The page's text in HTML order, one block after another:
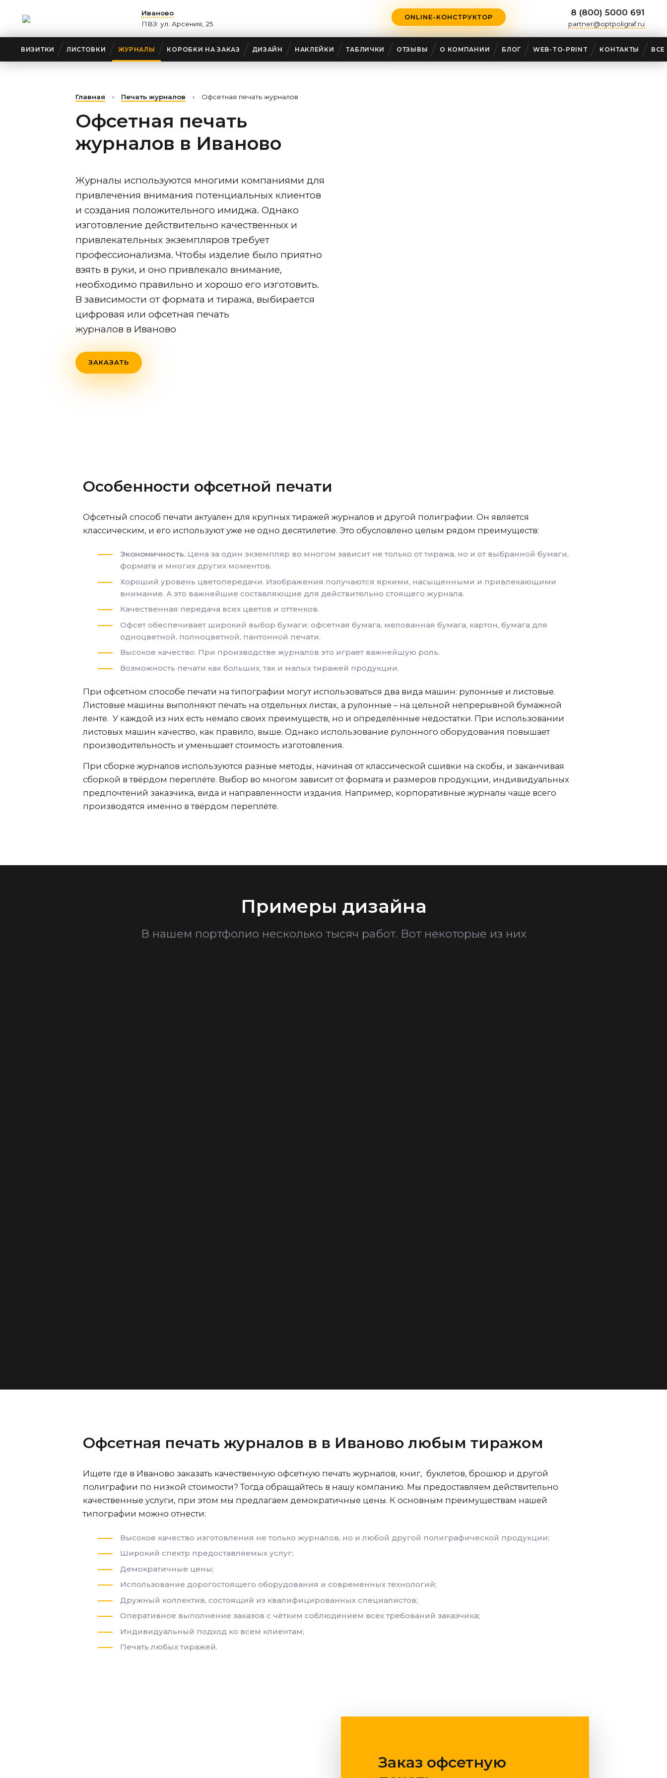
Иваново
ПВЗ: ул. Арсения, 25
ONLINE-КОНСТРУКТОР 8 (800) 5000 691
partner@optpoligraf.ru
ВИЗИТКИ ЛИСТОВКИ ЖУРНАЛЫ КОРОБКИ НА ЗАКАЗ ДИЗАЙН НАКЛЕЙКИ ТАБЛИЧКИ ОТЗЫВЫ О КОМПАНИИ БЛОГ WEB-TO-PRINT КОНТАКТЫ ВСЕ
Главная › Печать журналов › Офсетная печать журналов
Офсетная печать
журналов в Иваново
Журналы используются многими компаниями для
привлечения внимания потенциальных клиентов
и создания положительного имиджа. Однако
изготовление действительно качественных и
привлекательных экземпляров требует
профессионализма. Чтобы изделие было приятно
взять в руки, и оно привлекало внимание,
необходимо правильно и хорошо его изготовить.
В зависимости от формата и тиража, выбирается
цифровая или офсетная печать
журналов в Иваново
ЗАКАЗАТЬ
Особенности офсетной печати
Офсетный способ печати актуален для крупных тиражей журналов и другой полиграфии. Он является
классическим, и его используют уже не одно десятилетие. Это обусловлено целым рядом преимуществ:
Экономичность. Цена за один экземпляр во многом зависит не только от тиража, но и от выбранной бумаги,
формата и многих других моментов.
Хороший уровень цветопередачи. Изображения получаются яркими, насыщенными и привлекающими
внимание. А это важнейшие составляющие для действительно стоящего журнала.
Качественная передача всех цветов и оттенков.
Офсет обеспечивает широкий выбор бумаги: офсетная бумага, мелованная бумага, картон, бумага для
одноцветной, полноцветной, пантонной печати.
Высокое качество. При производстве журналов это играет важнейшую роль.
Возможность печати как больших, так и малых тиражей продукции.
При офсетном способе печати на типографии могут использоваться два вида машин: рулонные и листовые.
Листовые машины выполняют печать на отдельных листах, а рулонные – на цельной непрерывной бумажной
ленте. У каждой из них есть немало своих преимуществ, но и определённые недостатки. При использовании
листовых машин качество, как правило, выше. Однако использование рулонного оборудования повышает
производительность и уменьшает стоимость изготовления.
При сборке журналов используются разные методы, начиная от классической сшивки на скобы, и заканчивая
сборкой в твёрдом переплёте. Выбор во многом зависит от формата и размеров продукции, индивидуальных
предпочтений заказчика, вида и направленности издания. Например, корпоративные журналы чаще всего
производятся именно в твёрдом переплёте.
Примеры дизайна
В нашем портфолио несколько тысяч работ. Вот некоторые из них
Офсетная печать журналов в в Иваново любым тиражом
Ищете где в Иваново заказать качественную офсетную печать журналов, книг, буклетов, брошюр и другой
полиграфии по низкой стоимости? Тогда обращайтесь в нашу компанию. Мы предоставляем действительно
качественные услуги, при этом мы предлагаем демократичные цены. К основным преимуществам нашей
типографии можно отнести:
Высокое качество изготовления не только журналов, но и любой другой полиграфической продукции;
Широкий спектр предоставляемых услуг;
Демократичные цены;
Использование дорогостоящего оборудования и современных технологий;
Дружный коллектив, состоящий из квалифицированных специалистов;
Оперативное выполнение заказов с чётким соблюдением всех требований заказчика;
Индивидуальный подход ко всем клиентам;
Печать любых тиражей.
Заказ офсетную